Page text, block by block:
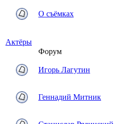
О съёмках
Актёры
Форум
Игорь Лагутин
Геннадий Митник